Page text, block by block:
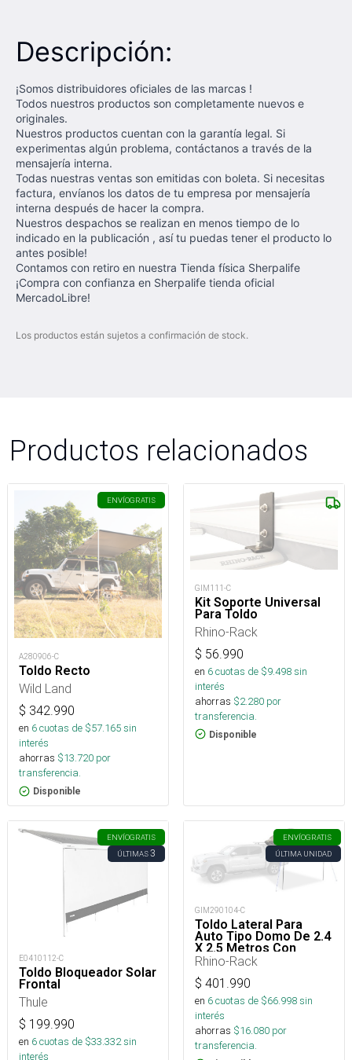
Descripción:
¡Somos distribuidores oficiales de las marcas !
Todos nuestros productos son completamente nuevos e
originales.
Nuestros productos cuentan con la garantía legal. Si
experimentas algún problema, contáctanos a través de la
mensajería interna.
Todas nuestras ventas son emitidas con boleta. Si necesitas
factura, envíanos los datos de tu empresa por mensajería
interna después de hacer la compra.
Nuestros despachos se realizan en menos tiempo de lo
indicado en la publicación , así tu puedas tener el producto lo
antes posible!
Contamos con retiro en nuestra Tienda física Sherpalife
¡Compra con confianza en Sherpalife tienda oficial
MercadoLibre!
Los productos están sujetos a confirmación de stock.
Productos relacionados
ENVÍOGRATIS
A280906-C
Toldo Recto
Wild Land
$ 342.990
en 6cuotas de $57.165sin
interés
ahorras $13.720 por
transferencia.
Disponible
GIM111-C
Kit Soporte Universal
Para Toldo
Rhino-Rack
$ 56.990
en 6cuotas de $9.498sin
interés
ahorras $2.280 por
transferencia.
Disponible
ENVÍOGRATIS
ÚLTIMAS3
E0410112-C
Toldo Bloqueador Solar
Frontal
Thule
$ 199.990
en 6cuotas de $33.332sin
interés
ENVÍOGRATIS
ÚLTIMA UNIDAD
GIM290104-C
Toldo Lateral Para
Auto Tipo Domo De 2.4
X 2.5 Metros Con
Sistema Stow It
Rhino-Rack
$ 401.990
en 6cuotas de $66.998sin
interés
ahorras $16.080 por
transferencia.